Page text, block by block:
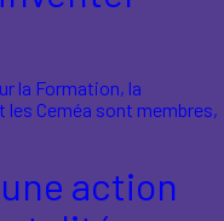
la Formation, la
les Ceméa sont membres,
action